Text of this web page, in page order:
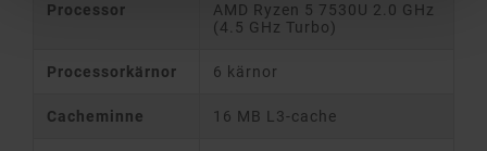
Processor
AMD Ryzen 5 7530U 2.0 GHz
(4.5 GHz Turbo)
Processorkärnor 6 kärnor
Cacheminne 16 MB L3-cache